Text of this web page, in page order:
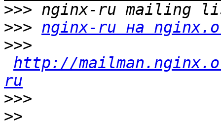
>>>
>>> nginx-ru на
>>>
http://
ru
>>>
>>